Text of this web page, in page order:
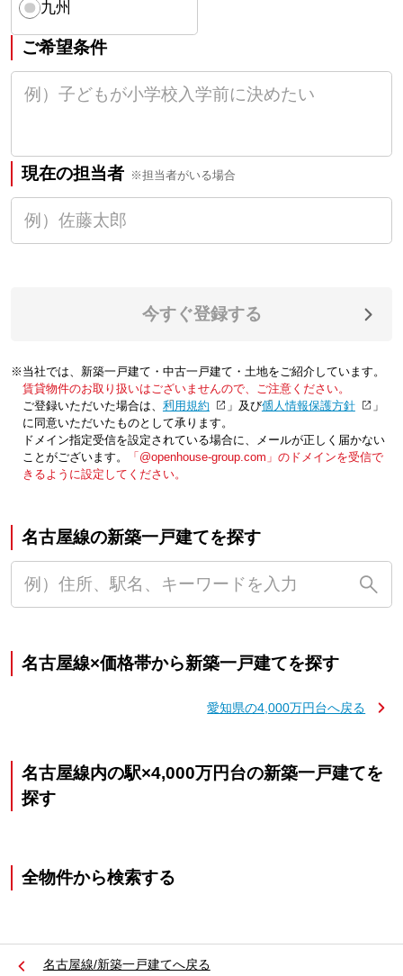
九州
ご希望条件
現在の担当者 ※担当者がいる場合
今すぐ登録する
※当社では、新築一戸建て・中古一戸建て・土地をご紹介しています。
賃貸物件のお取り扱いはございませんので、ご注意ください。
ご登録いただいた場合は、「利用規約 」及び「個人情報保護方針
」
に同意いただいたものとして承ります。
ドメイン指定受信を設定されている場合に、メールが正しく届かない
ことがございます。
「@openhouse-group.com」のドメインを受信で
きるように設定してください。
名古屋線の新築一戸建てを探す
名古屋線×価格帯から新築一戸建てを探す
愛知県の4,000万円台へ戻る
名古屋線内の駅×4,000万円台の新築一戸建てを
探す
全物件から検索する
名古屋線/新築一戸建てへ戻る